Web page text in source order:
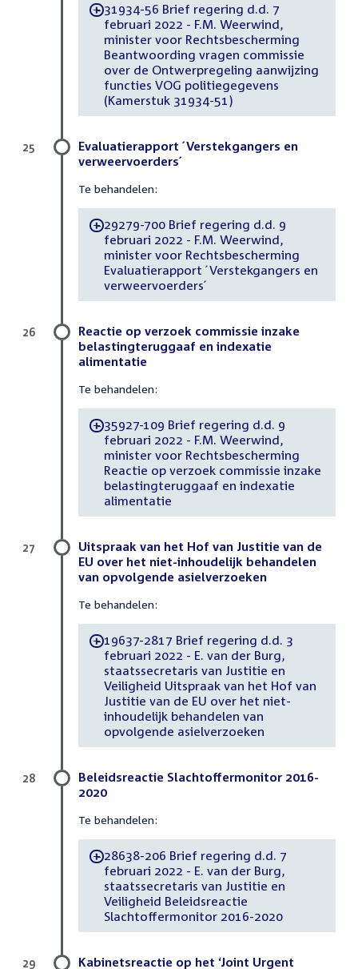
-31934-56 Brief regering d.d. 7
februari 2022 - F.M. Weerwind,
minister voor Rechtsbescherming
Beantwoording vragen commissie
over de Ontwerpregeling aanwijzing
functies VOG politiegegevens
(Kamerstuk 31934-51)
Evaluatierapport ´Verstekgangers en
verweervoerders´
Te behandelen:
-29279-700 Brief regering d.d. 9
februari 2022 - F.M. Weerwind,
minister voor Rechtsbescherming
Evaluatierapport ´Verstekgangers en
verweervoerders´
25
Reactie op verzoek commissie inzake
belastingteruggaaf en indexatie
alimentatie
Te behandelen:
-35927-109 Brief regering d.d. 9
februari 2022 - F.M. Weerwind,
minister voor Rechtsbescherming
Reactie op verzoek commissie inzake
belastingteruggaaf en indexatie
alimentatie
26
Uitspraak van het Hof van Justitie van de
EU over het niet-inhoudelijk behandelen
van opvolgende asielverzoeken
Te behandelen:
-19637-2817 Brief regering d.d. 3
februari 2022 - E. van der Burg,
staatssecretaris van Justitie en
Veiligheid Uitspraak van het Hof van
Justitie van de EU over het niet-
inhoudelijk behandelen van
opvolgende asielverzoeken
27
Beleidsreactie Slachtoffermonitor 2016-
2020
Te behandelen:
-28638-206 Brief regering d.d. 7
februari 2022 - E. van der Burg,
staatssecretaris van Justitie en
Veiligheid Beleidsreactie
Slachtoffermonitor 2016-2020
28
Kabinetsreactie op het ‘Joint Urgent
29